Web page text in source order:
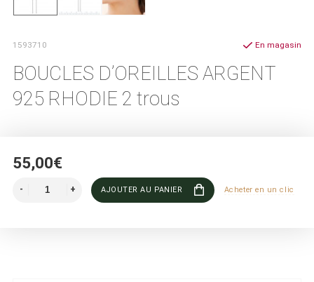
1593710
BOUCLES D’OREILLES ARGENT
925 RHODIE 2 trous
En magasin
55,00€
AJOUTER AU PANIER Acheter en un clic